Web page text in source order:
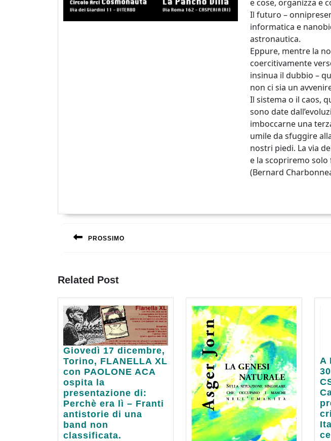
e cose, organizza e
Il futuro –
informatica e
astronautica.
Eppure, mentre la
coercitivamente
insinua il dubbio –
non ci sia un
Il sistema o il caos,
sono date
imboccarne una
umile da sfuggire
nostri piedi. La via
e la scopriremo
(Bernard
Navigazione
articoli
PROSSIMO
Related Post
Giovedì 17 dicembre,
Torino, FLANELLA XL
con PAOLONE ACA
ospita la
presentazione di:
Perchè era lì – Franti
antistorie di una
band non
classificata.
Giovedì
17
dicembre,
Torino,
FLANELLA
XL
con
PAOLONE
ACA
A
A
30
al